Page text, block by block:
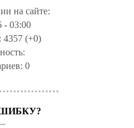
на сайте:
- 03:00
4357 (+0)
0